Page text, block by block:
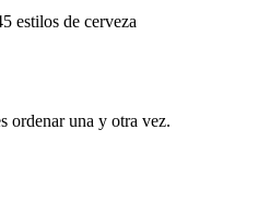
estilos de cerveza
ordenar una y otra vez.